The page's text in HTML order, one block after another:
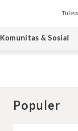
Komunitas & Sosial
Populer